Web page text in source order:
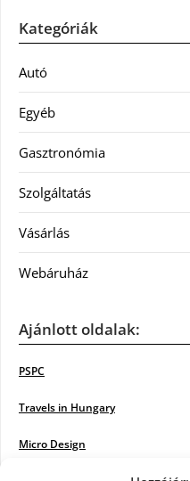
Kategóriák
Autó
Egyéb
Gasztronómia
Szolgáltatás
Vásárlás
Webáruház
Ajánlott oldalak:
PSPC
Travels in Hungary
Micro Design